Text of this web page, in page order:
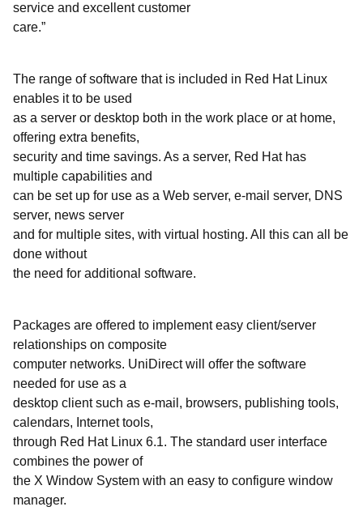
service and excellent customer
care.”
The range of software that is included in Red Hat Linux
enables it to be used
as a server or desktop both in the work place or at home,
offering extra benefits,
security and time savings. As a server, Red Hat has
multiple capabilities and
can be set up for use as a Web server, e-mail server, DNS
server, news server
and for multiple sites, with virtual hosting. All this can all be
done without
the need for additional software.
Packages are offered to implement easy client/server
relationships on composite
computer networks. UniDirect will offer the software
needed for use as a
desktop client such as e-mail, browsers, publishing tools,
calendars, Internet tools,
through Red Hat Linux 6.1. The standard user interface
combines the power of
the X Window System with an easy to configure window
manager.